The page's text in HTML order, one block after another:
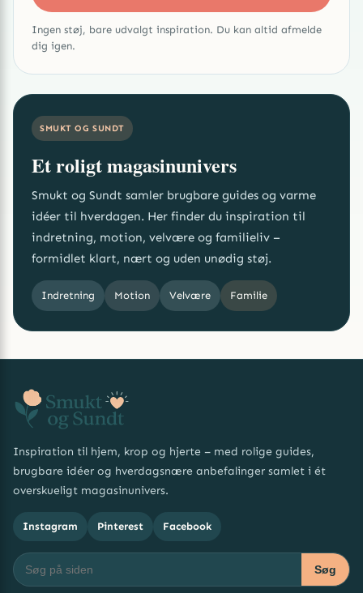
Ingen støj, bare udvalgt inspiration. Du kan altid afmelde
dig igen.
SMUKT OG SUNDT
Et roligt magasinunivers
Smukt og Sundt samler brugbare guides og varme
idéer til hverdagen. Her finder du inspiration til
indretning, motion, velvære og familieliv –
formidlet klart, nært og uden unødig støj.
Indretning Motion Velvære Familie
Inspiration til hjem, krop og hjerte – med rolige guides,
brugbare idéer og hverdagsnære anbefalinger samlet i ét
overskueligt magasinunivers.
Instagram Pinterest Facebook
Søg